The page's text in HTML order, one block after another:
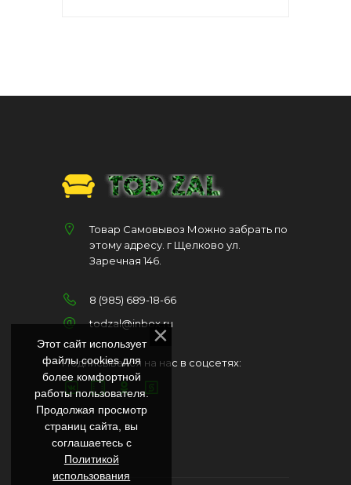
Товар Самовывоз Можно забрать по
этому адресу. г Щелково ул.
Заречная 146.
8 (985) 689-18-66
todzal@inbox.ru
Подписывайся на нас в соцсетях:
Этот сайт использует
файлы cookies для
более комфортной
работы пользователя.
Продолжая просмотр
страниц сайта, вы
соглашаетесь с
Политикой
использования